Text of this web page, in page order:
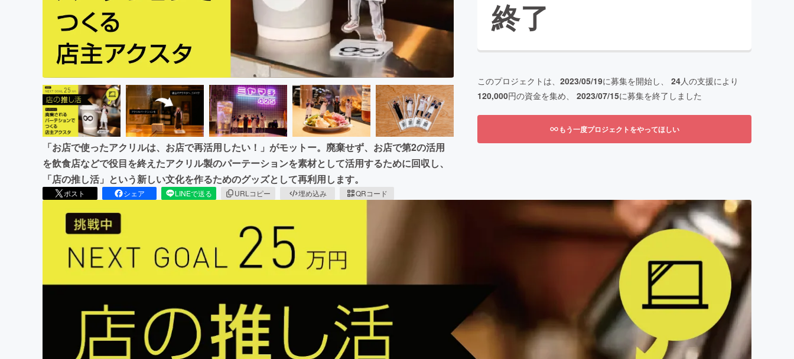
CAMPFIREふるさと納税
コミュニティ
「お店で使ったアクリルは、お店で再活用したい！」がモットー。廃棄せず、お店で第2の活用
を飲食店などで役目を終えたアクリル製のパーテーションを素材として活用するために回収し、
「店の推し活」という新しい文化を作るためのグッズとして再利用します。
ポスト シェア LINEで送る URLコピー 埋め込み QRコード
終了
このプロジェクトは、 2023/05/19に募集を開始し、 24人の支援により
120,000円の資金を集め、 2023/07/15に募集を終了しました
もう一度プロジェクトをやってほしい